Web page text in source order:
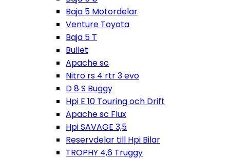
Baja 5 Motordelar
Venture Toyota
Baja 5 T
Bullet
Apache sc
Nitro rs 4 rtr 3 evo
D 8 S Buggy
Hpi E 10 Touring och Drift
Apache sc Flux
Hpi SAVAGE 3,5
Reservdelar till Hpi Bilar
TROPHY 4,6 Truggy